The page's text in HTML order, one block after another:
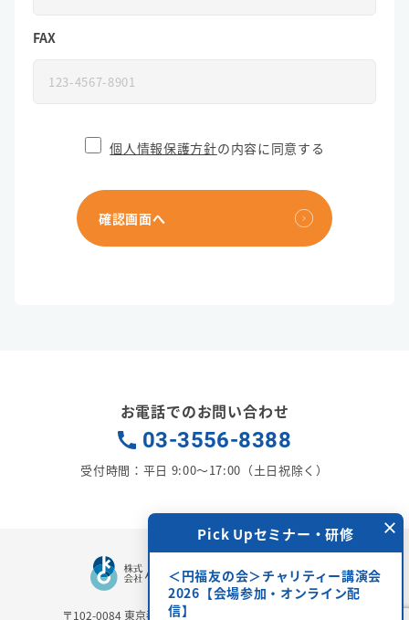
×
Pick Upセミナー・研修
＜円福友の会＞チャリティー講演会
2026【会場参加・オンライン配
信】
第25期
FAX
個人情報保護方針の内容に同意する
確認画面へ
お電話でのお問い合わせ
03-3556-8388
受付時間：平日 9:00〜17:00（土日祝除く）
〒102-0084東京都千代田区二番町6-3 二番町三協ビル3Ｆ